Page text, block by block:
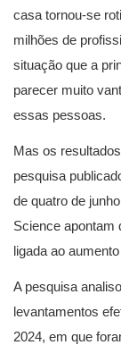
casa tornou-se
milhões de
situação que a
parecer muito
essas pessoas.
Mas os
pesquisa
de quatro de
Science apontam
ligada ao
A pesquisa
levantamentos
2024, em que